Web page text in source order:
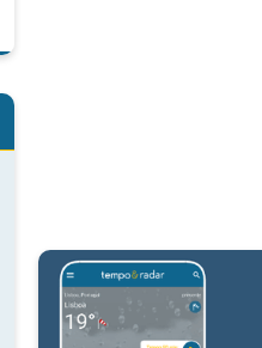
Alertas e avisos